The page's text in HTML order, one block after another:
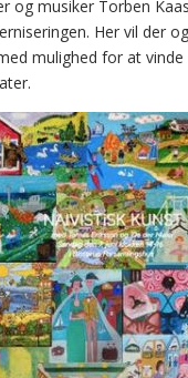
og musiker Torben
Her vil der
mulighed for at vinde